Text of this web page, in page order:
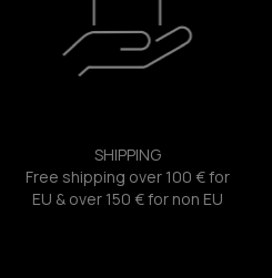
SHIPPING
Free shipping over 100 € for
EU & over 150 € for non EU